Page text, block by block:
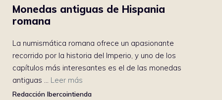
Monedas antiguas de Hispania
romana
La numismática romana ofrece un apasionante
recorrido por la historia del Imperio, y uno de los
capítulos más interesantes es el de las monedas
antiguas ... Leer más
Redacción Ibercointienda